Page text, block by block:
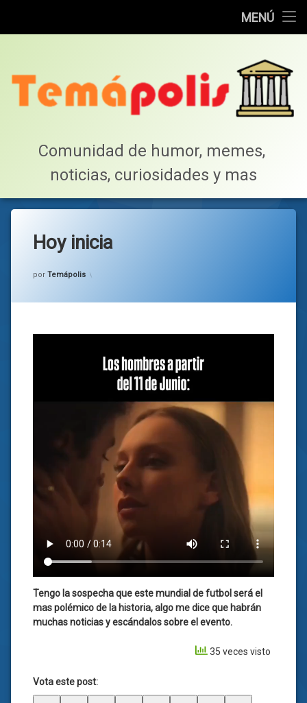
MENÚ
Lista de Megapost
Tabla de puntos
Comunidad de humor, memes,
noticias, curiosidades y mas
Hoy inicia
por Temápolis
Tengo la sospecha que este mundial de futbol será el
mas polémico de la historia, algo me dice que habrán
muchas noticias y escándalos sobre el evento.
35 veces visto
Vota este post: